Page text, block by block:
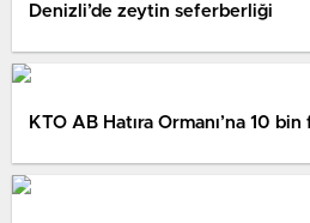
Denizli’de zeytin seferberliği
KTO AB Hatıra Ormanı’na 10